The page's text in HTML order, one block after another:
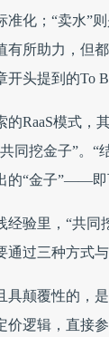
准化；“卖水”
有所助力，但
开头提到的To B
的RaaS模式，
同挖金子”。“
的“金子”——即
经验里，“共同
通过三种方式
具颠覆性的，
价逻辑，直接